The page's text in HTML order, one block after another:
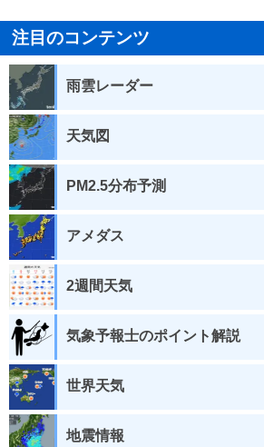
注目のコンテンツ
雨雲レーダー
天気図
PM2.5分布予測
アメダス
2週間天気
気象予報士のポイント解説
世界天気
地震情報